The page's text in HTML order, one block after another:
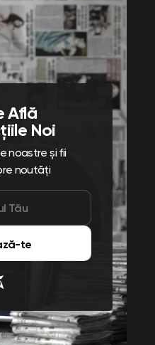
Află
Noi
noastre și fii
noutăți
te